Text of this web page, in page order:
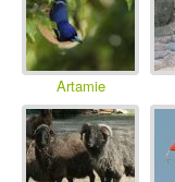
Artamie